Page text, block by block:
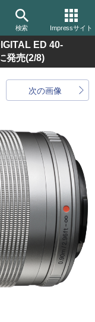
検索 Impressサイト
ED 40-
発売(2/8)
次の画像